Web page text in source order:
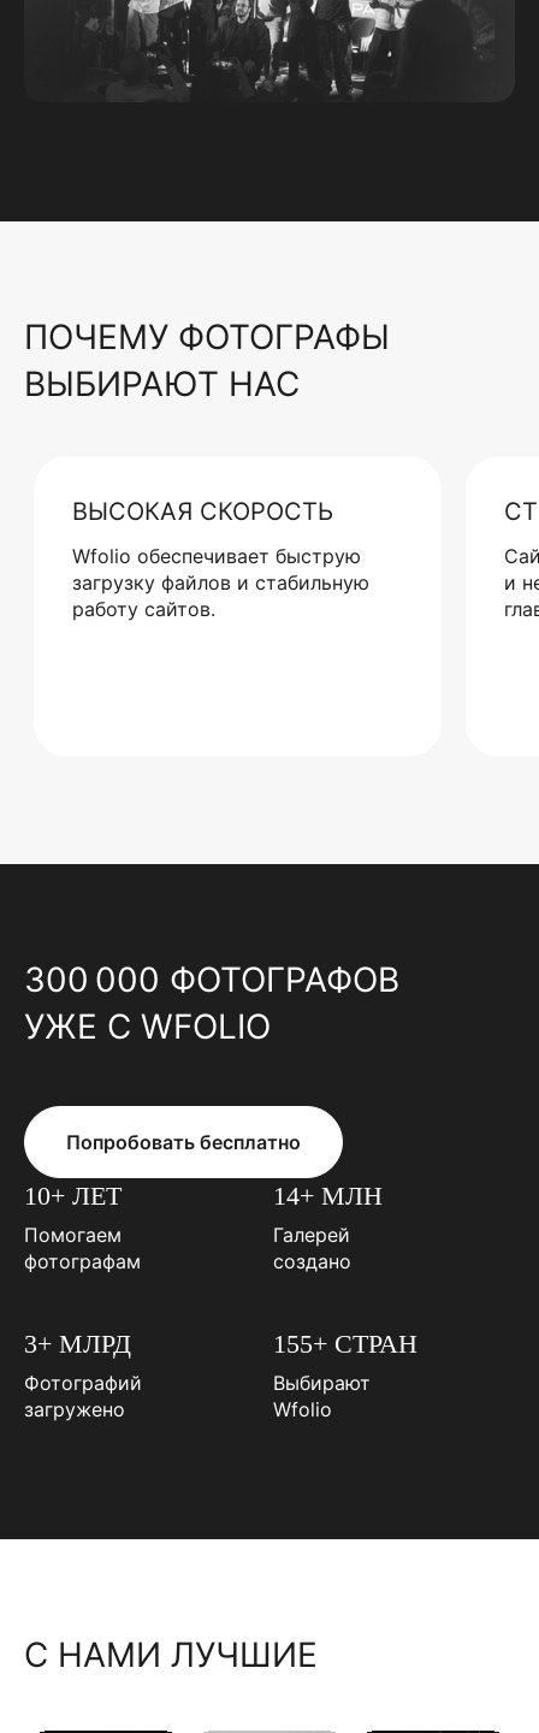
ПОЧЕМУ ФОТОГРАФЫ
ВЫБИРАЮТ НАС
ВЫСОКАЯ СКОРОСТЬ
Wfolio обеспечивает быструю
загрузку файлов и стабильную
работу сайтов.
и
300 000 ФОТОГРАФОВ
УЖЕ С WFOLIO
Попробовать бесплатно
10+ ЛЕТ
Помогаем
фотографам
14+ МЛН
Галерей
создано
3+ МЛРД
Фотографий
загружено
155+ СТРАН
Выбирают
Wfolio
С НАМИ ЛУЧШИЕ